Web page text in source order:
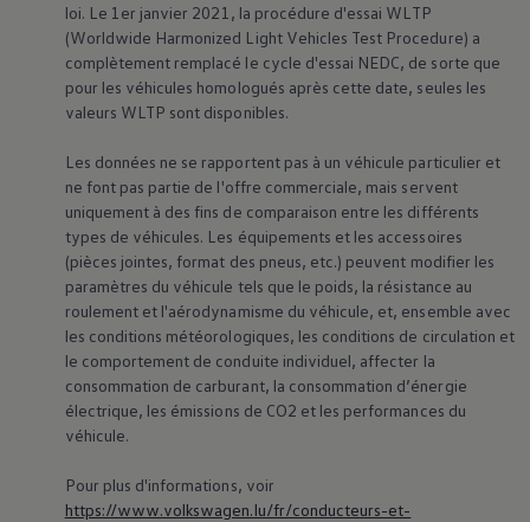
loi. Le 1er janvier 2021, la procédure d'essai WLTP
(Worldwide Harmonized Light Vehicles Test Procedure) a
complètement remplacé le cycle d'essai NEDC, de sorte que
pour les véhicules homologués après cette date, seules les
valeurs WLTP sont disponibles.
Les données ne se rapportent pas à un véhicule particulier et
ne font pas partie de l'offre commerciale, mais servent
uniquement à des fins de comparaison entre les différents
types de véhicules. Les équipements et les accessoires
(pièces jointes, format des pneus, etc.) peuvent modifier les
paramètres du véhicule tels que le poids, la résistance au
roulement et l'aérodynamisme du véhicule, et, ensemble avec
les conditions météorologiques, les conditions de circulation et
le comportement de conduite individuel, affecter la
consommation de carburant, la consommation d’énergie
électrique, les émissions de CO2 et les performances du
véhicule.
Pour plus d'informations, voir
https://www.volkswagen.lu/fr/conducteurs-et-